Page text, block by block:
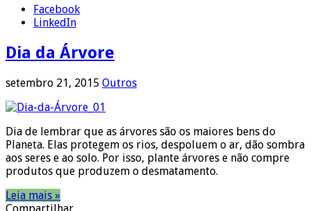
Facebook
LinkedIn
Dia da Árvore
setembro 21, 2015 Outros
Dia de lembrar que as árvores são os maiores bens do
Planeta. Elas protegem os rios, despoluem o ar, dão sombra
aos seres e ao solo. Por isso, plante árvores e não compre
produtos que produzem o desmatamento.
Leia mais »